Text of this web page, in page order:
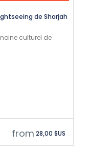
de Sharjah
culturel de
from 28,00 $US